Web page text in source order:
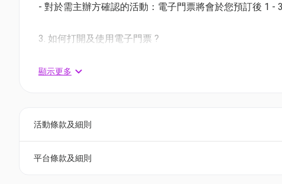
預訂時請記得選擇免費寵物票。
Festilumi 源於加拿大,是一個透過充滿想像力的光影裝置,
全球最高的光影聖誕樹,更成為風靡全球的年度盛事,為世
Festilumi 曾於兩大主要市場三度榮獲「年度景點」殊榮,
- 對於需主辦方確認的活動：電子門票將會於您預訂後 1 -
3. 如何打開及使用電子門票 ?
相關活動電子門票；
4. 我預訂了活動，但還沒收到確認電郵，該怎樣辦？
5. 下單後，我可以修改訂單或申請退款嗎？
顯示更多
活動條款及細則
平台條款及細則